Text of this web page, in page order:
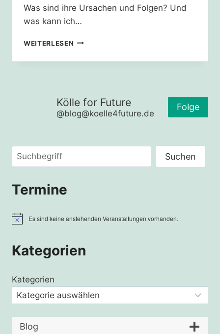
Was sind ihre Ursachen und Folgen? Und
was kann ich…
WEITERLESEN ONLINETALK
ZUKUNFT
AUS
DER
Kölle for Future
@blog@koelle4future.de
Folge
Suchen Suchen
Termine
HinweisEs sind keine anstehenden Veranstaltungen vorhanden.
Kategorien
Kategorien
Blog